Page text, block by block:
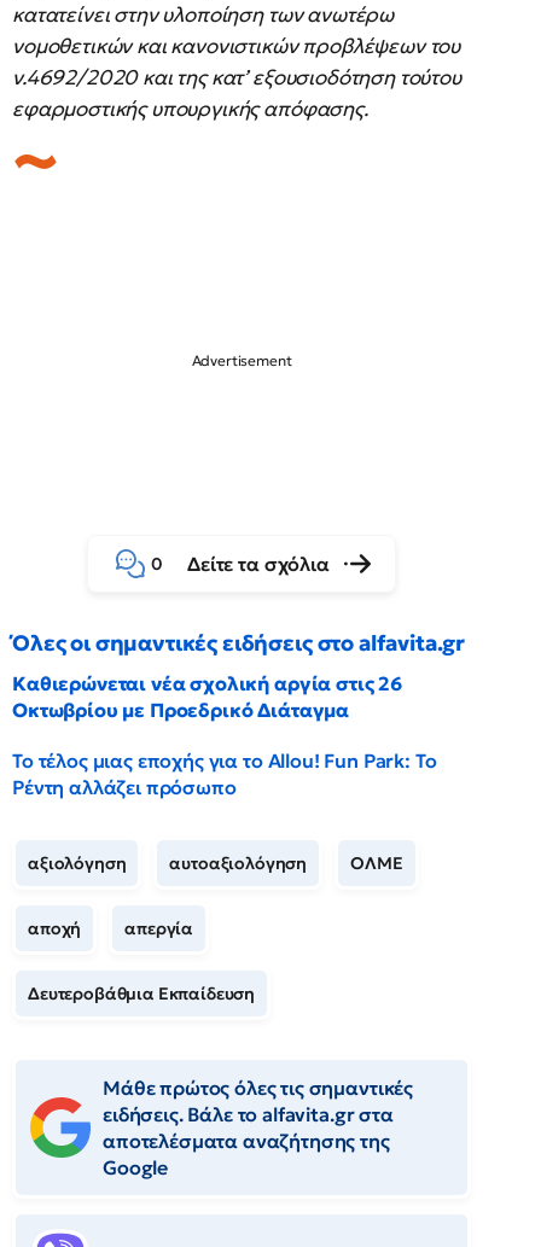
κατατείνει στην υλοποίηση των ανωτέρω
νομοθετικών και κανονιστικών προβλέψεων του
ν.4692/2020 και της κατ’ εξουσιοδότηση τούτου
εφαρμοστικής υπουργικής απόφασης.
0 Δείτε τα σχόλια
Όλες οι σημαντικές ειδήσεις στο alfavita.gr
Καθιερώνεται νέα σχολική αργία στις 26
Οκτωβρίου με Προεδρικό Διάταγμα
Το τέλος μιας εποχής για το Allou! Fun Park: Το
Ρέντη αλλάζει πρόσωπο
αξιολόγηση αυτοαξιολόγηση ΟΛΜΕ
αποχή απεργία
Δευτεροβάθμια Εκπαίδευση
Μάθε πρώτος όλες τις σημαντικές
ειδήσεις. Βάλε το alfavita.gr στα
αποτελέσματα αναζήτησης της
Google